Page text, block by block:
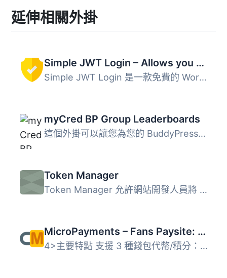
延伸相關外掛
Simple JWT Login – Allows you to use JWT on REST endpoints.
Simple JWT Login 是一款免費的 WordPress 外掛，透過 JSON W...
myCred BP Group Leaderboards
這個外掛可以讓您為您的 BuddyPress 群組建立排行榜，排行榜...
Token Manager
Token Manager 允許網站開發人員將 PHP、HTML、CSS 和 JavaSc...
MicroPayments – Fans Paysite: Paid Creator Subscriptions, Digital Assets, Wallet
4>主要特點 支援 3 種錢包代幣/積分：內部、TeraWallet（用...